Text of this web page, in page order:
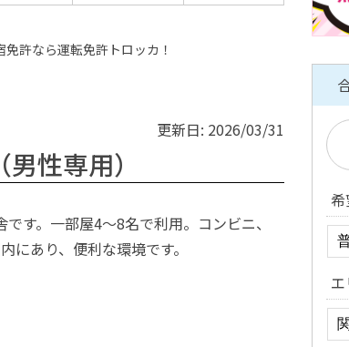
免許なら運転免許トロッカ！
更新日: 2026/03/31
性専用）
す。一部屋4～8名で利用。コンビニ、
にあり、便利な環境です。